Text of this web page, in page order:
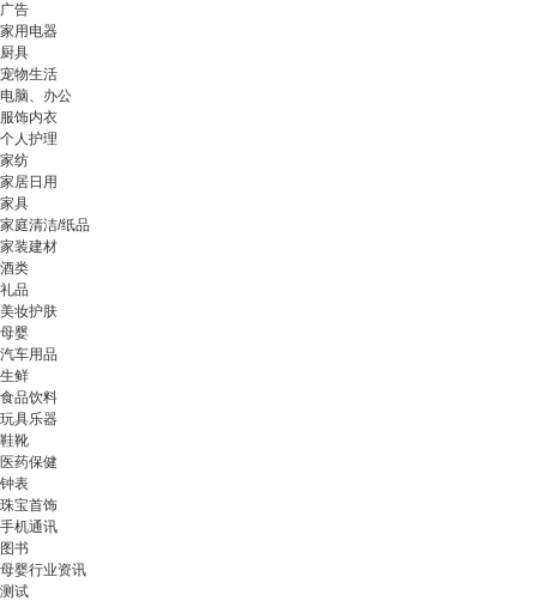
广告
家用电器
厨具
宠物生活
电脑、办公
服饰内衣
个人护理
家纺
家居日用
家具
家庭清洁/纸品
家装建材
酒类
礼品
美妆护肤
母婴
汽车用品
生鲜
食品饮料
玩具乐器
鞋靴
医药保健
钟表
珠宝首饰
手机通讯
图书
母婴行业资讯
测试